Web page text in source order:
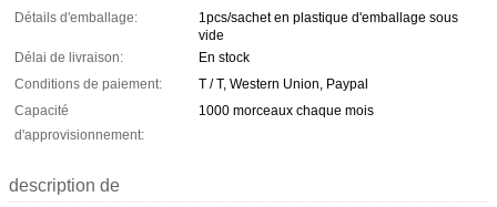
Détails d'emballage:
1pcs/sachet en plastique d'emballage sous
vide
Délai de livraison:
En stock
Conditions de paiement:
T / T, Western Union, Paypal
Capacité
d'approvisionnement:
1000 morceaux chaque mois
description de